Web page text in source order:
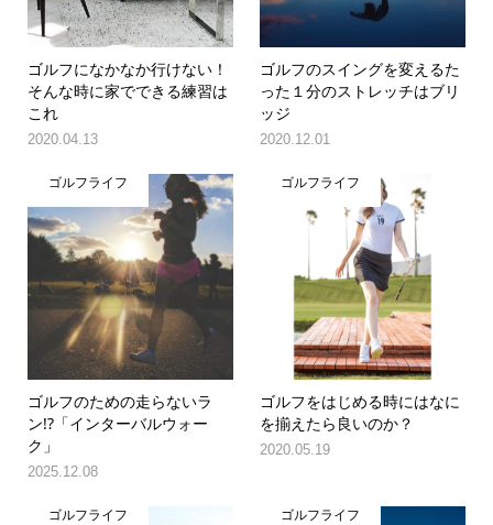
ゴルフになかなか行けない！
そんな時に家でできる練習は
これ
2020.04.13
ゴルフのスイングを変えるた
った１分のストレッチはブリ
ッジ
2020.12.01
ゴルフライフ
ゴルフのための走らないラ
ン!?「インターバルウォー
ク」
2025.12.08
ゴルフライフ
ゴルフをはじめる時にはなに
を揃えたら良いのか？
2020.05.19
ゴルフライフ ゴルフライフ